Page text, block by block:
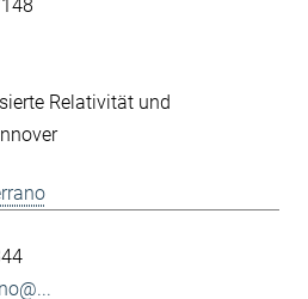
Relativität und